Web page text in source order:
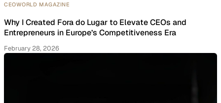
CEOWORLD MAGAZINE
Why I Created Fora do Lugar to Elevate CEOs and
Entrepreneurs in Europe’s Competitiveness Era
February 28, 2026